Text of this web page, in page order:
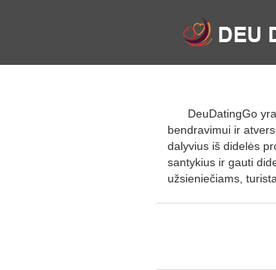
DeuDatingGo
bendravimui ir
dalyvius iš didelės
santykius ir gauti
užsieniečiams,